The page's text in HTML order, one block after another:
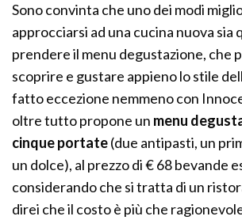
Sono convinta che uno dei modi
approcciarsi ad una cucina nuova sia
prendere il menu degustazione, che
scoprire e gustare appieno lo stile
fatto eccezione nemmeno con
oltre tutto propone un menu
cinque portate(due antipasti, un
un dolce), al prezzo di € 68 bevande
considerando che si tratta di un
direi che il costo è più che